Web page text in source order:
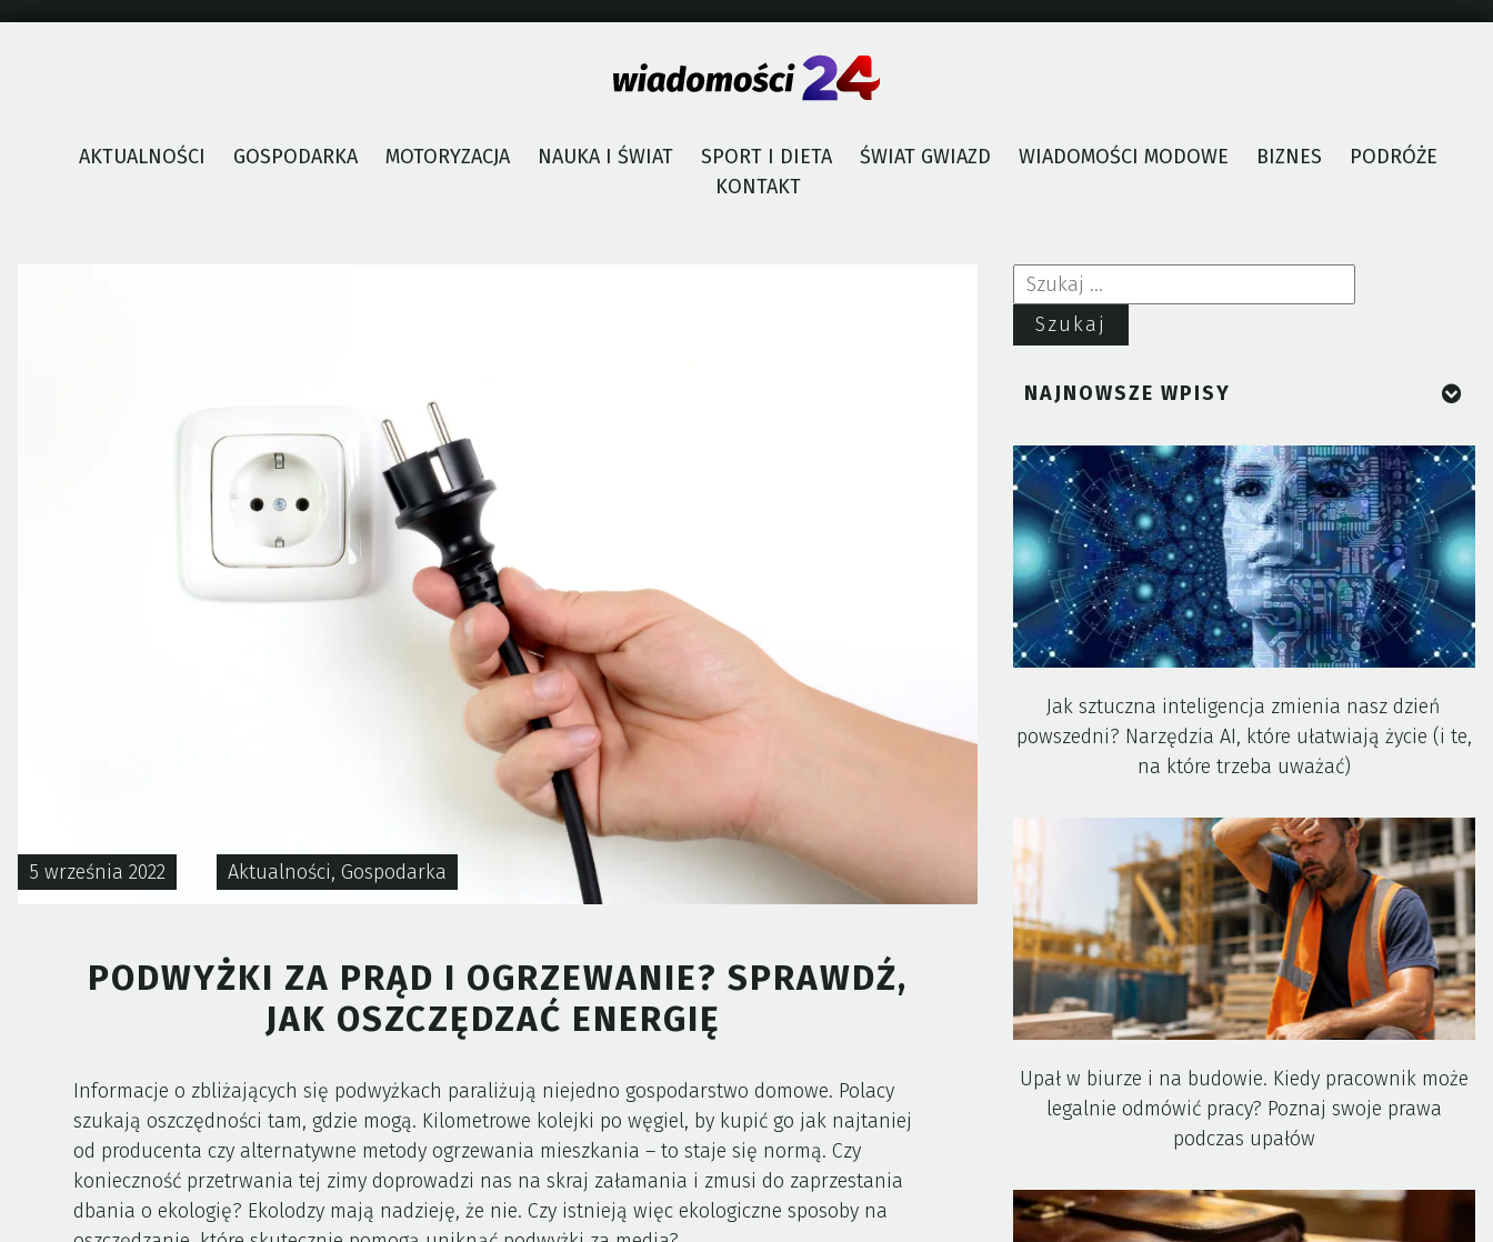
AKTUALNOŚCI GOSPODARKA MOTORYZACJA NAUKA I ŚWIAT SPORT I DIETA ŚWIAT GWIAZD WIADOMOŚCI MODOWE BIZNES
PODRÓŻE
KONTAKT
5 września 2022 Aktualności, Gospodarka
PODWYŻKI ZA PRĄD I OGRZEWANIE? SPRAWDŹ,
JAK OSZCZĘDZAĆ ENERGIĘ
Informacje o zbliżających się podwyżkach paraliżują niejedno gospodarstwo domowe. Polacy
szukają oszczędności tam, gdzie mogą. Kilometrowe kolejki po węgiel, by kupić go jak najtaniej
od producenta czy alternatywne metody ogrzewania mieszkania – to staje się normą. Czy
konieczność przetrwania tej zimy doprowadzi nas na skraj załamania i zmusi do zaprzestania
dbania o ekologię? Ekolodzy mają nadzieję, że nie. Czy istnieją więc ekologiczne sposoby na
Szukaj:
NAJNOWSZE WPISY
Jak sztuczna inteligencja zmienia nasz dzień
powszedni? Narzędzia AI, które ułatwiają życie (i te,
na które trzeba uważać)
Upał w biurze i na budowie. Kiedy pracownik może
legalnie odmówić pracy? Poznaj swoje prawa
podczas upałów